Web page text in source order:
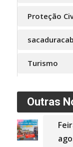
Proteção
Turismo
Outras